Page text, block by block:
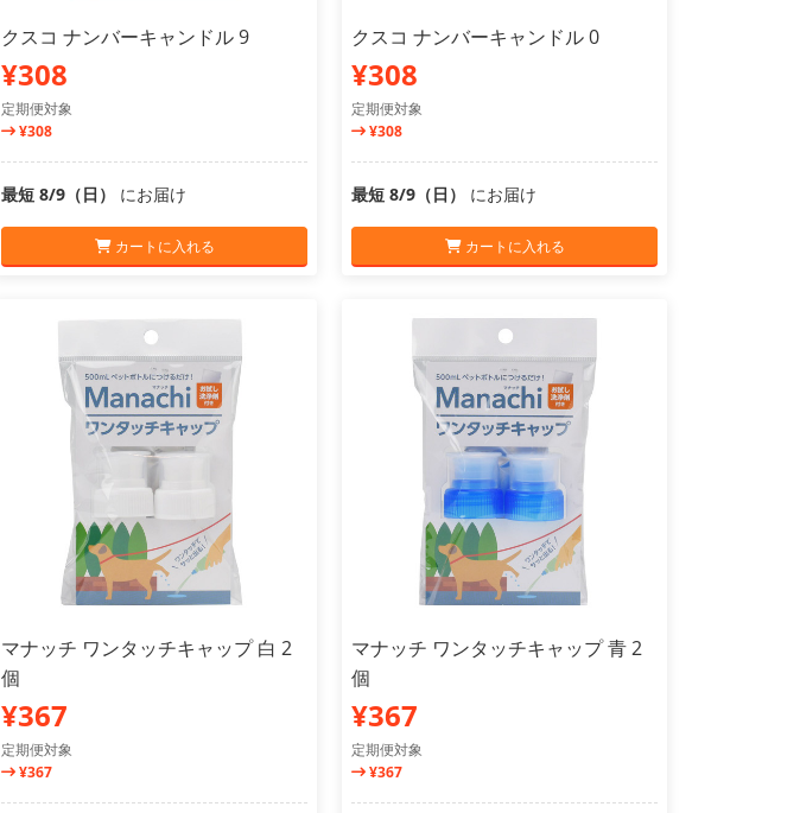
クスコ ナンバーキャンドル 9
¥308
定期便対象
¥308
最短 8/9（日） にお届け
カートに入れる
クスコ ナンバーキャンドル 0
¥308
定期便対象
¥308
最短 8/9（日） にお届け
カートに入れる
マナッチ ワンタッチキャップ 白 2
個
¥367
定期便対象
¥367
マナッチ ワンタッチキャップ 青 2
個
¥367
定期便対象
¥367